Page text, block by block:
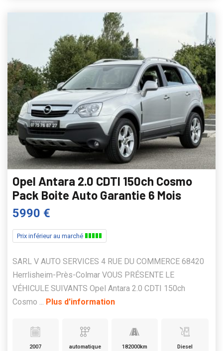
Opel Antara 2.0 CDTI 150ch Cosmo
Pack Boite Auto Garantie 6 Mois
5990 €
Prix inférieur au marché
SARL V AUTO SERVICES 4 RUE DU COMMERCE 68420
Herrlisheim-Près-Colmar VOUS PRÉSENTE LE
VÉHICULE SUIVANTS Opel Antara 2.0 CDTI 150ch
Cosmo ... Plus d'information
2007 automatique 182000km Diesel